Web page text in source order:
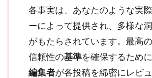
各事実は、あなたのような実
ーによって提供され、多様な
がもたらされています。最高
信頼性の基準を確保するため
編集者が各投稿を綿密にレビ